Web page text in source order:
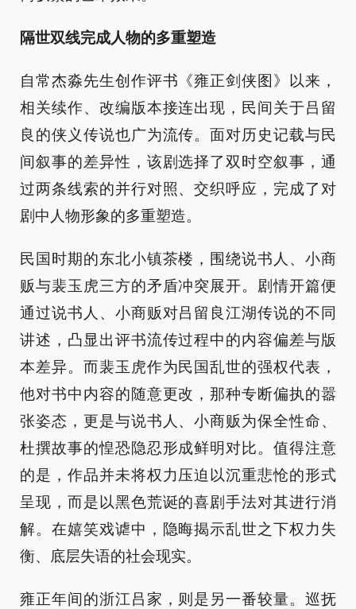
隔世双线完成人物的多重塑造
自常杰淼先生创作评书《雍正剑侠图》以来，
相关续作、改编版本接连出现，民间关于吕留
良的侠义传说也广为流传。面对历史记载与民
间叙事的差异性，该剧选择了双时空叙事，通
过两条线索的并行对照、交织呼应，完成了对
剧中人物形象的多重塑造。
民国时期的东北小镇茶楼，围绕说书人、小商
贩与裴玉虎三方的矛盾冲突展开。剧情开篇便
通过说书人、小商贩对吕留良江湖传说的不同
讲述，凸显出评书流传过程中的内容偏差与版
本差异。而裴玉虎作为民国乱世的强权代表，
他对书中内容的随意更改，那种专断偏执的嚣
张姿态，更是与说书人、小商贩为保全性命、
杜撰故事的惶恐隐忍形成鲜明对比。值得注意
的是，作品并未将权力压迫以沉重悲怆的形式
呈现，而是以黑色荒诞的喜剧手法对其进行消
解。在嬉笑戏谑中，隐晦揭示乱世之下权力失
衡、底层失语的社会现实。
雍正年间的浙江吕家，则是另一番较量。巡抚